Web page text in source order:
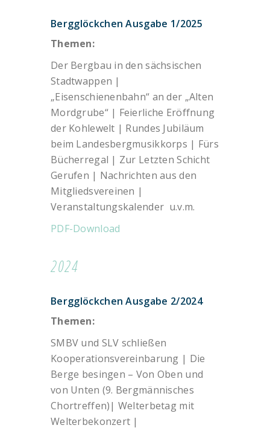
Bergglöckchen Ausgabe 1/2025
Themen:
Der Bergbau in den sächsischen
Stadtwappen |
„Eisenschienenbahn“ an der „Alten
Mordgrube“ | Feierliche Eröffnung
der Kohlewelt | Rundes Jubiläum
beim Landesbergmusikkorps | Fürs
Bücherregal | Zur Letzten Schicht
Gerufen | Nachrichten aus den
Mitgliedsvereinen |
Veranstaltungskalender u.v.m.
PDF-Download
2024
Bergglöckchen Ausgabe 2/2024
Themen:
SMBV und SLV schließen
Kooperationsvereinbarung | Die
Berge besingen – Von Oben und
von Unten (9. Bergmännisches
Chortreffen)| Welterbetag mit
Welterbekonzert |